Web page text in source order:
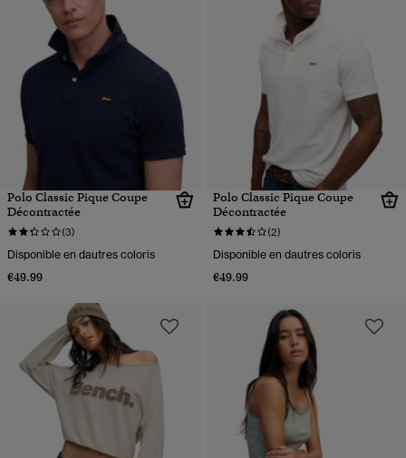
Polo Classic Pique Coupe
Décontractée
(3)
Disponible en dautres coloris
€49.99
Polo Classic Pique Coupe
Décontractée
(2)
Disponible en dautres coloris
€49.99